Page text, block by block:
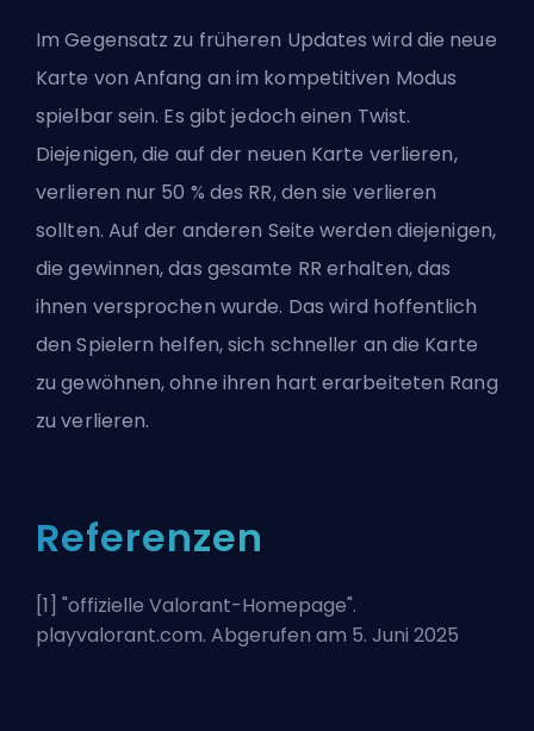
Im Gegensatz zu früheren Updates wird die neue
Karte von Anfang an im kompetitiven Modus
spielbar sein. Es gibt jedoch einen Twist.
Diejenigen, die auf der neuen Karte verlieren,
verlieren nur 50 % des RR, den sie verlieren
sollten. Auf der anderen Seite werden diejenigen,
die gewinnen, das gesamte RR erhalten, das
ihnen versprochen wurde. Das wird hoffentlich
den Spielern helfen, sich schneller an die Karte
zu gewöhnen, ohne ihren hart erarbeiteten Rang
zu verlieren.
Referenzen
[1] "offizielle Valorant-Homepage".
playvalorant.com. Abgerufen am 5. Juni 2025